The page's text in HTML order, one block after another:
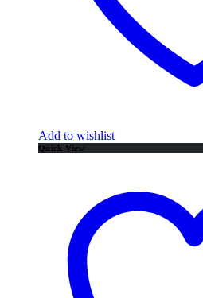
Add to wishlist
Quick View